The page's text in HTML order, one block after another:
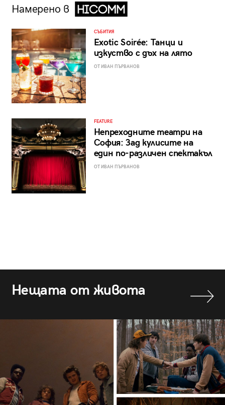
Намерено в
СЪБИТИЯ
Exotic Soirée: Танци и
изкуство с дъх на лято
ОТ ИВАН ПЪРВАНОВ
FEATURE
Непреходните театри на
София: Зад кулисите на
един по-различен спектакъл
ОТ ИВАН ПЪРВАНОВ
Нещата от живота